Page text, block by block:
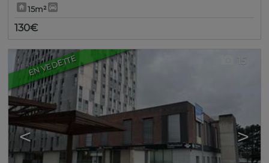
15m²
130€
EN VEDETTE
< >
15